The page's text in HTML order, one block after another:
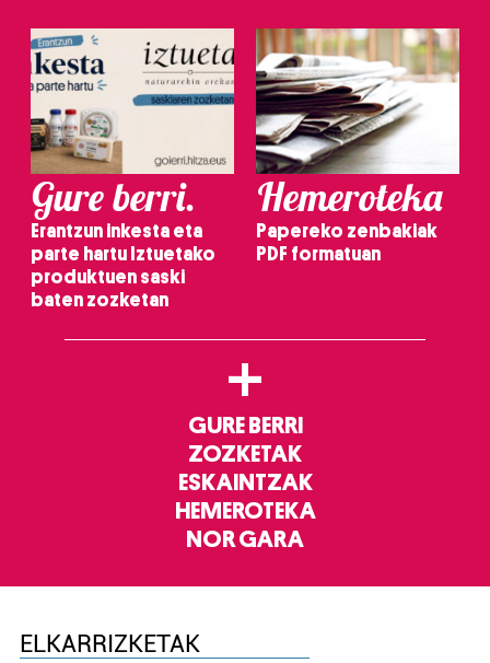
Gure berri.
Erantzun inkesta eta
parte hartu Iztuetako
produktuen saski
baten zozketan
Hemeroteka
Papereko zenbakiak
PDF formatuan
+
GURE BERRI
ZOZKETAK
ESKAINTZAK
HEMEROTEKA
NOR GARA
ELKARRIZKETAK